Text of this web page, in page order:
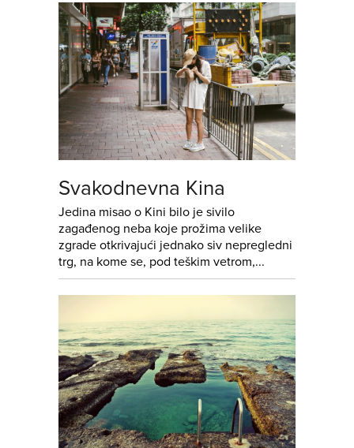
Svakodnevna Kina
Jedina misao o Kini bilo je sivilo
zagađenog neba koje prožima velike
zgrade otkrivajući jednako siv nepregledni
trg, na kome se, pod teškim vetrom,...